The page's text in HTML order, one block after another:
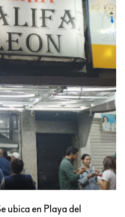
ubica en Playa del